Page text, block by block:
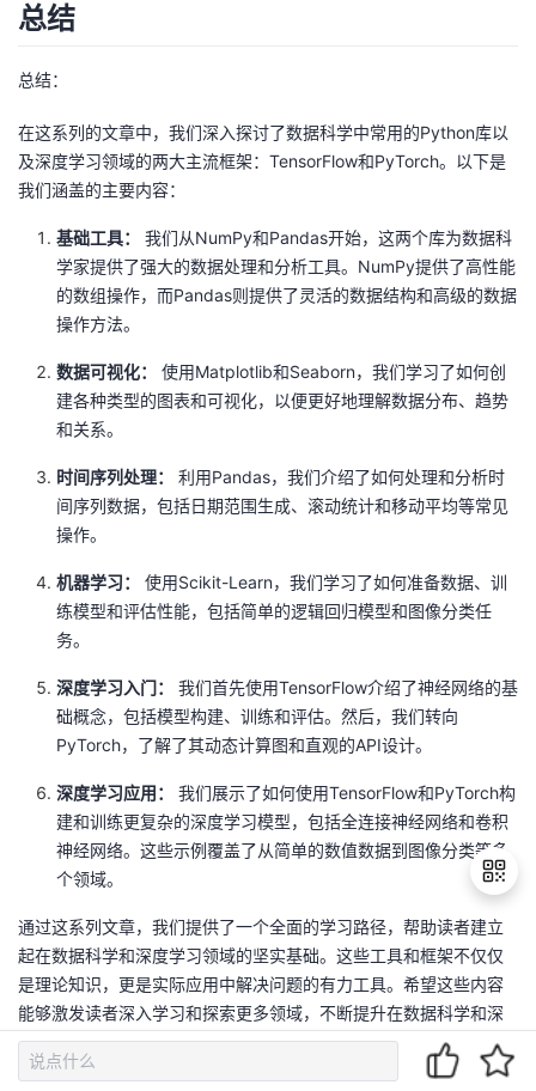
总结
总结：
在这系列的文章中，我们深入探讨了数据科学中常用的Python库以
及深度学习领域的两大主流框架：TensorFlow和PyTorch。以下是
我们涵盖的主要内容：
基础工具：
我们从NumPy和Pandas开始，这两个库为数据科
学家提供了强大的数据处理和分析工具。NumPy提供了高性能
的数组操作，而Pandas则提供了灵活的数据结构和高级的数据
操作方法。
数据可视化：
使用Matplotlib和Seaborn，我们学习了如何创
建各种类型的图表和可视化，以便更好地理解数据分布、趋势
和关系。
时间序列处理：
利用Pandas，我们介绍了如何处理和分析时
间序列数据，包括日期范围生成、滚动统计和移动平均等常见
操作。
机器学习：
使用Scikit-Learn，我们学习了如何准备数据、训
练模型和评估性能，包括简单的逻辑回归模型和图像分类任
务。
深度学习入门：
我们首先使用TensorFlow介绍了神经网络的基
础概念，包括模型构建、训练和评估。然后，我们转向
PyTorch，了解了其动态计算图和直观的API设计。
深度学习应用：
我们展示了如何使用TensorFlow和PyTorch构
建和训练更复杂的深度学习模型，包括全连接神经网络和卷积
神经网络。这些示例覆盖了从简单的数值数据到图像分类等多
个领域。
通过这系列文章，我们提供了一个全面的学习路径，帮助读者建立
起在数据科学和深度学习领域的坚实基础。这些工具和框架不仅仅
是理论知识，更是实际应用中解决问题的有力工具。希望这些内容
能够激发读者深入学习和探索更多领域，不断提升在数据科学和深
度学习中的技能水平。